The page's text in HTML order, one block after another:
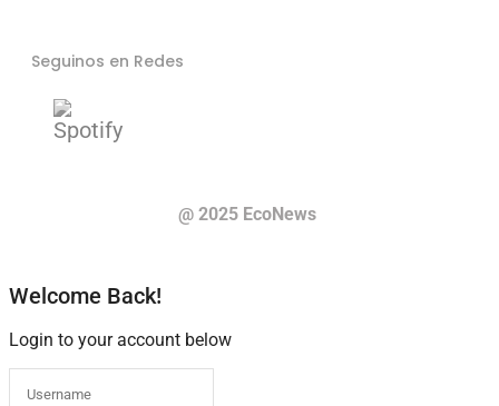
Seguinos en Redes
@ 2025 EcoNews
Welcome Back!
Login to your account below